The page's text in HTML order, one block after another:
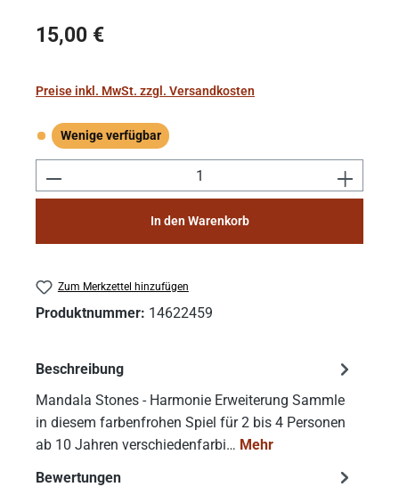
Regulärer Preis:
15,00 €
Preise inkl. MwSt. zzgl. Versandkosten
Wenige verfügbar
Wenige verfügbar
Produkt Anzahl: Gib den gewünschten
In den Warenkorb
Zum Merkzettel hinzufügen
Produktnummer: 14622459
Beschreibung
Mandala Stones - Harmonie Erweiterung Sammle
in diesem farbenfrohen Spiel für 2 bis 4 Personen
ab 10 Jahren verschiedenfarbi… Mehr
Bewertungen